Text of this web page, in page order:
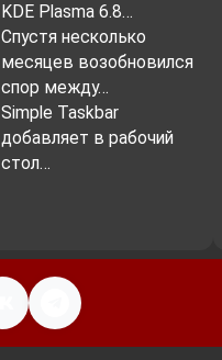
KDE Plasma 6.8…
Спустя несколько
месяцев возобновился
спор между…
Simple Taskbar
добавляет в рабочий
стол…